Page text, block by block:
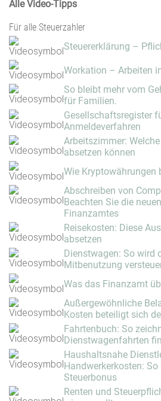
Alle Video-Tipps
Für alle Steuerzahler
Steuererklärung –
Workation – Arbeiten
So bleibt mehr vom
für Familien.
Gesellschaftsregister
Anmeldeverfahren
Arbeitszimmer:
absetzen können
Wie Kryptowährungen
Abschreiben von
Beachten Sie die
Finanzamtes
Reisekosten: Diese
absetzen
Dienstwagen: So wird
Mitbenutzung
Was das Finanzamt
Außergewöhnliche
Kosten beteiligt sich
Fahrtenbuch: So
Dienstwagenfahrten
Haushaltsnahe
Handwerkerkosten:
Steuerbonus
Renten und